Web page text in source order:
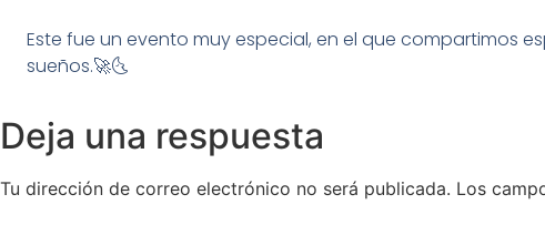
Este fue un evento muy especial, en el que compartimos
sueños.🚀🌜
Deja una respuesta
Tu dirección de correo electrónico no será publicada. Los